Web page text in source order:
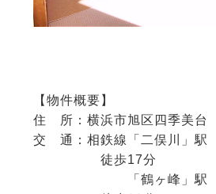
【物件概要】
住 所：横浜市旭区四季美台
交 通：相鉄線「二俣川」駅
徒歩17分
「鶴ヶ峰」駅